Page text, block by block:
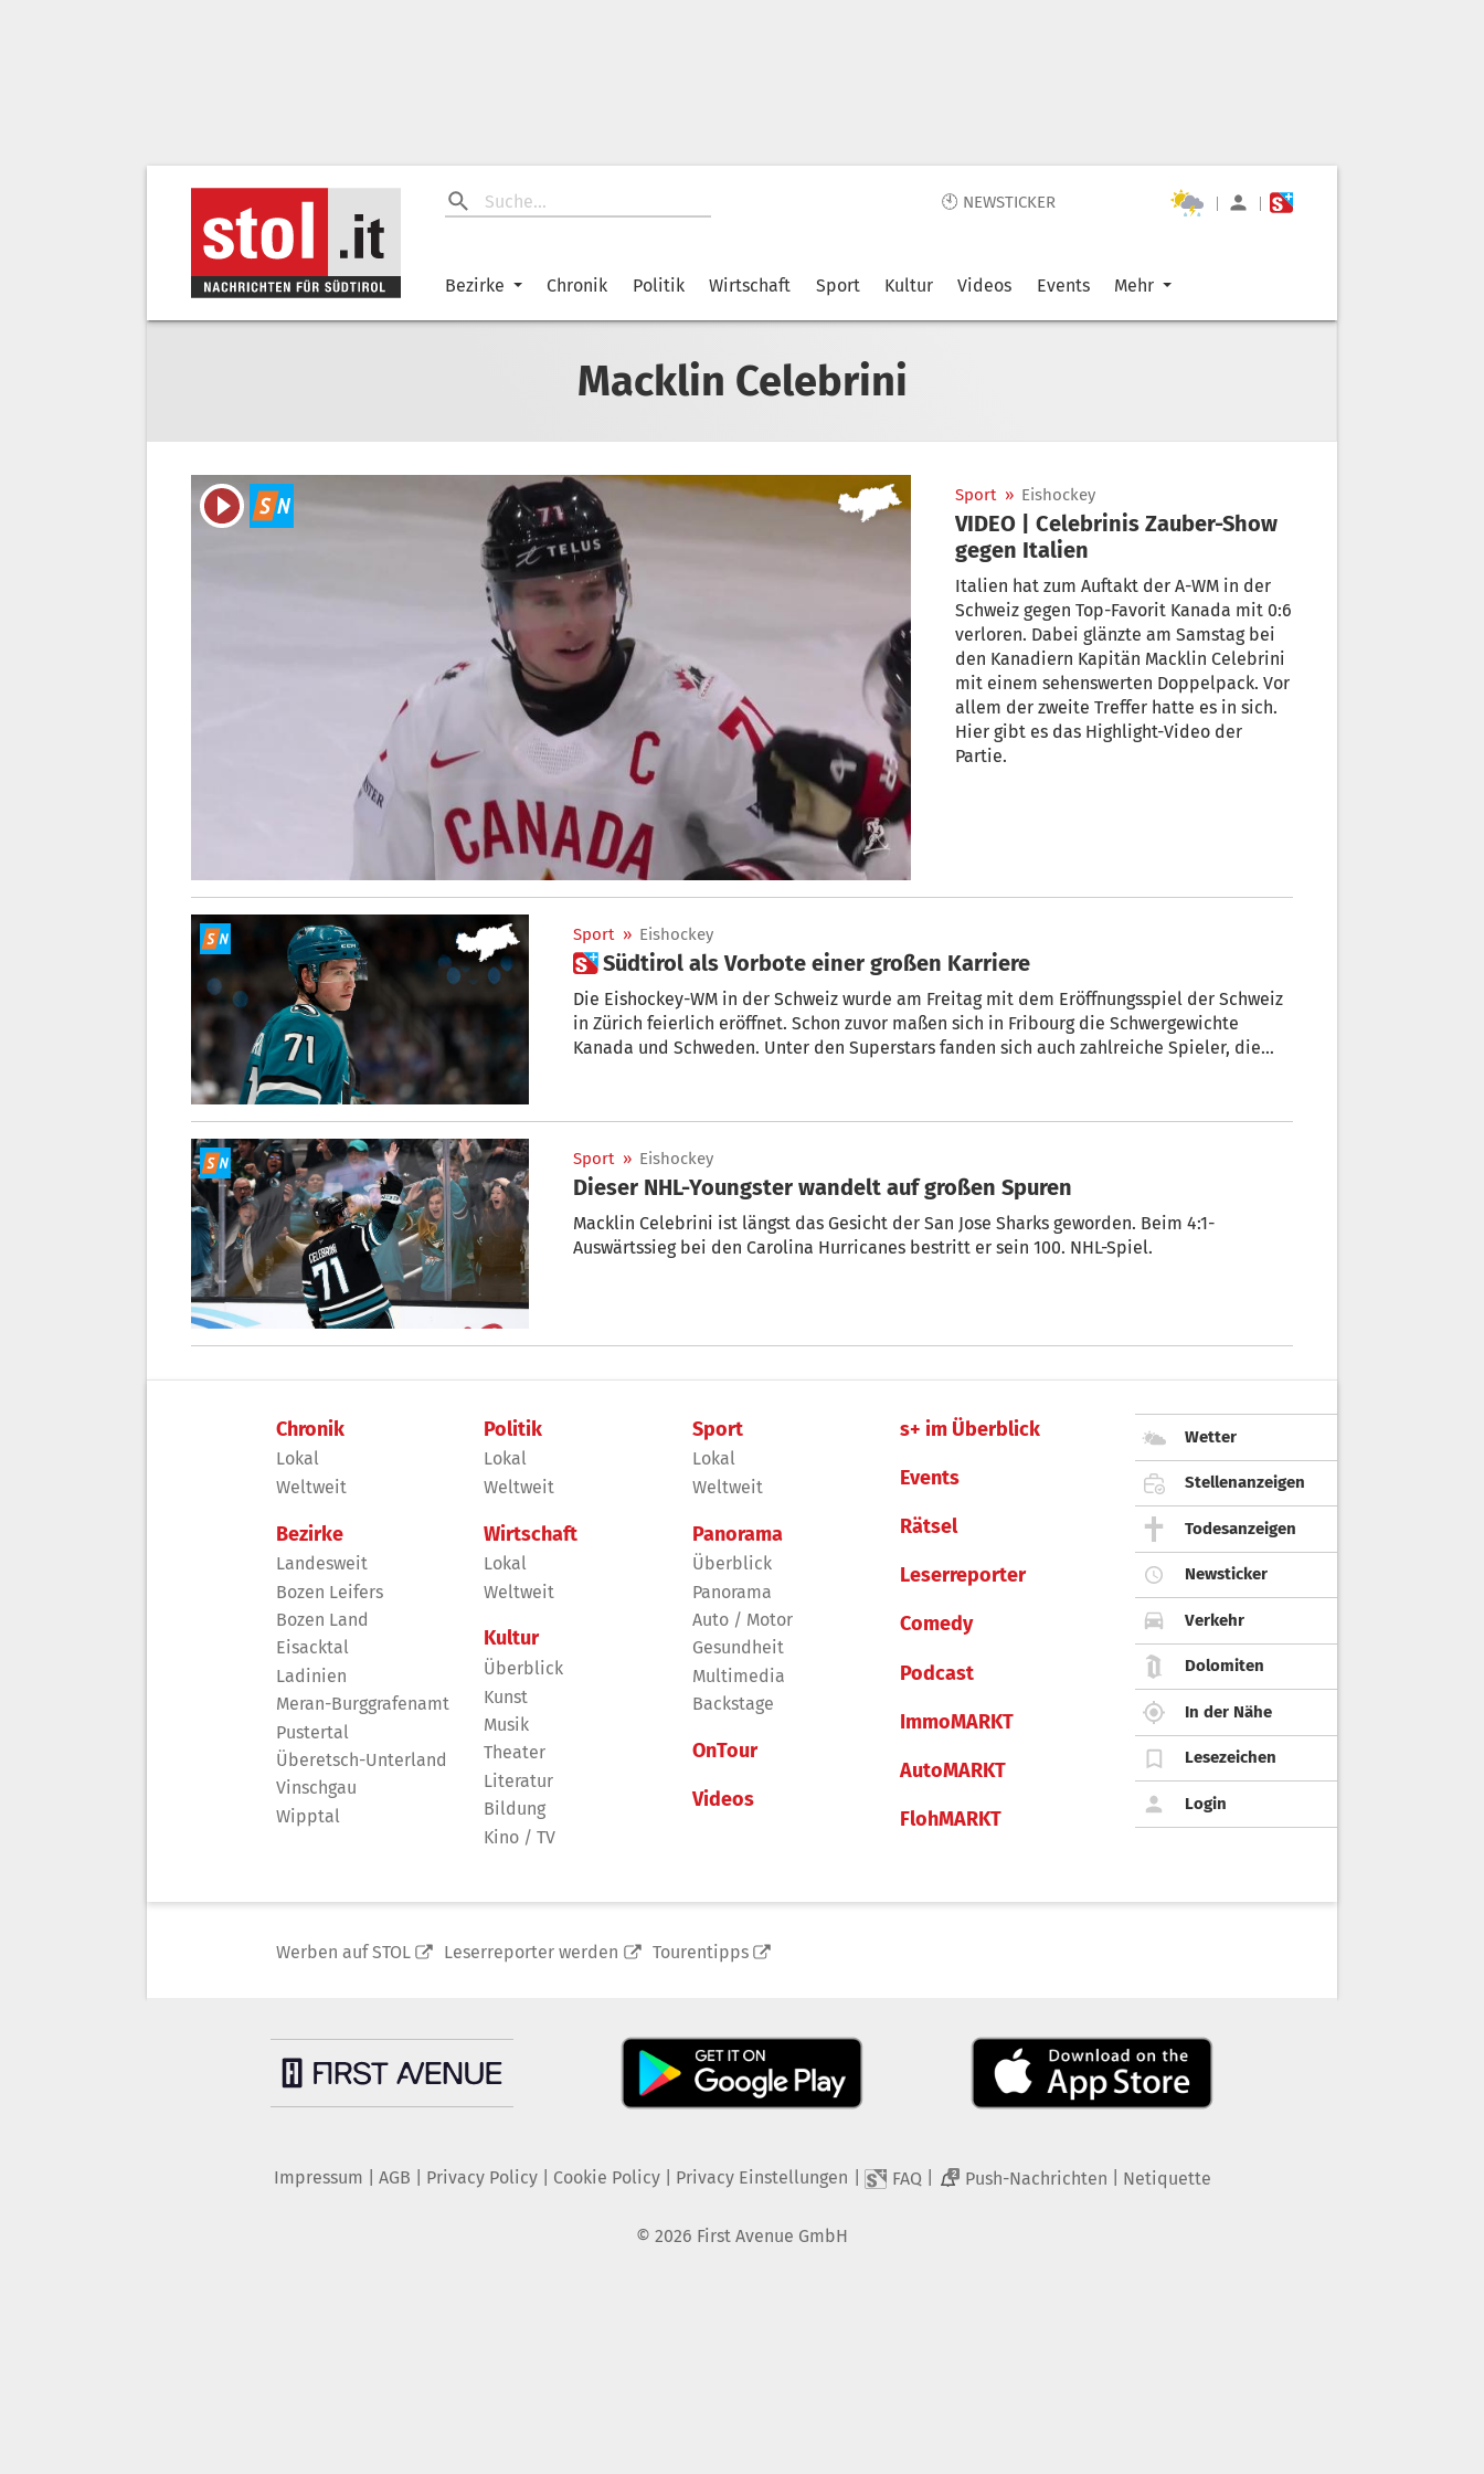
🕙 NEWSTICKER | |
Bezirke Chronik Politik Wirtschaft Sport Kultur Videos Events Mehr
Macklin Celebrini
Sport » Eishockey
VIDEO | Celebrinis Zauber-Show
gegen Italien
Italien hat zum Auftakt der A-WM in der
Schweiz gegen Top-Favorit Kanada mit 0:6
verloren. Dabei glänzte am Samstag bei
den Kanadiern Kapitän Macklin Celebrini
mit einem sehenswerten Doppelpack. Vor
allem der zweite Treffer hatte es in sich.
Hier gibt es das Highlight-Video der
Partie.
Sport » Eishockey
 Südtirol als Vorbote einer großen Karriere
Die Eishockey-WM in der Schweiz wurde am Freitag mit dem Eröffnungsspiel der Schweiz
in Zürich feierlich eröffnet. Schon zuvor maßen sich in Fribourg die Schwergewichte
Kanada und Schweden. Unter den Superstars fanden sich auch zahlreiche Spieler, die
Sport » Eishockey
Dieser NHL-Youngster wandelt auf großen Spuren
Macklin Celebrini ist längst das Gesicht der San Jose Sharks geworden. Beim 4:1-
Auswärtssieg bei den Carolina Hurricanes bestritt er sein 100. NHL-Spiel.
Chronik
Lokal
Weltweit
Bezirke
Landesweit
Bozen Leifers
Bozen Land
Eisacktal
Ladinien
Meran-Burggrafenamt
Pustertal
Überetsch-Unterland
Vinschgau
Wipptal
Politik
Lokal
Weltweit
Wirtschaft
Lokal
Weltweit
Kultur
Überblick
Kunst
Musik
Theater
Literatur
Bildung
Kino / TV
Sport
Lokal
Weltweit
Panorama
Überblick
Panorama
Auto / Motor
Gesundheit
Multimedia
Backstage
OnTour
Videos
s+ im Überblick
Events
Rätsel
Leserreporter
Comedy
Podcast
ImmoMARKT
AutoMARKT
FlohMARKT
Wetter
Stellenanzeigen
Todesanzeigen
Newsticker
Verkehr
Dolomiten
In der Nähe
Lesezeichen
Login
Werben auf STOL Leserreporter werden Tourentipps
Impressum AGB Privacy Policy| Cookie Policy| Privacy Einstellungen FAQ 2 Push-Nachrichten Netiquette
© 2026 First Avenue GmbH